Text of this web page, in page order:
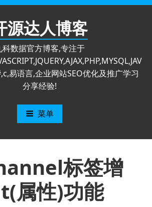
源达人博客
科数据官方博客,专注于
易语言,企业网站SEO优化及推广学习
分享经验!
菜单
标签增
属性)功能